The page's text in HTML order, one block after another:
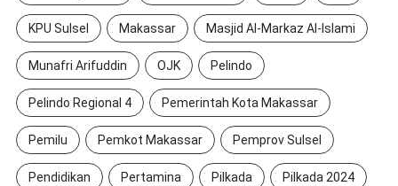
KPU Sulsel Makassar Masjid Al-Markaz Al-Islami
Munafri Arifuddin OJK Pelindo
Pelindo Regional 4 Pemerintah Kota Makassar
Pemilu Pemkot Makassar Pemprov Sulsel
Pendidikan Pertamina Pilkada Pilkada 2024